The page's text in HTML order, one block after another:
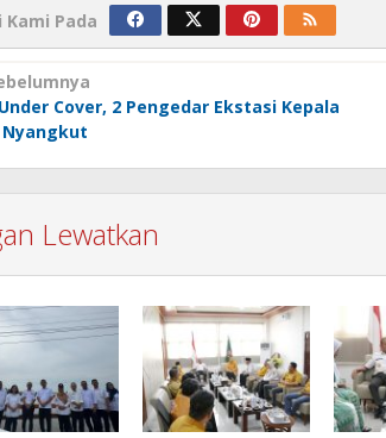
Pada
Cover, 2 Pengedar Ekstasi Kepala
Nyangkut
Lewatkan